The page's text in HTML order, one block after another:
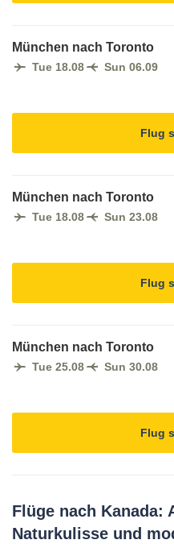
München nach Toronto
Tue 18.08 Sun 06.09
Flug
München nach Toronto
Tue 18.08 Sun 23.08
Flug
München nach Toronto
Tue 25.08 Sun 30.08
Flug
Flüge nach Kanada:
Naturkulisse und